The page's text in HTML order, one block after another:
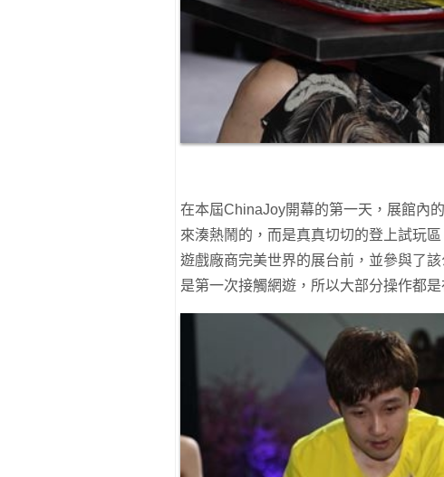
在本屆ChinaJoy開幕的第一天，展館內
來湊熱鬧的，而是真真切切的登上試玩
遊戲廠商完美世界的展台前，並參與了
是第一次接觸網遊，所以大部分操作都